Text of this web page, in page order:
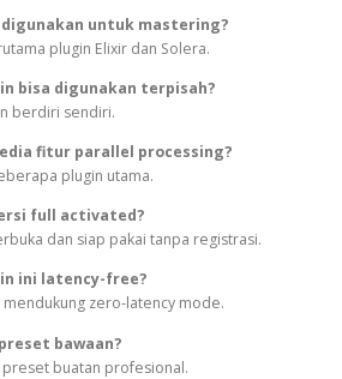
digunakan untuk mastering?
plugin Elixir dan Solera.
bisa digunakan terpisah?
berdiri sendiri.
fitur parallel processing?
plugin utama.
full activated?
dan siap pakai tanpa registrasi.
ini latency-free?
zero-latency mode.
bawaan?
buatan profesional.